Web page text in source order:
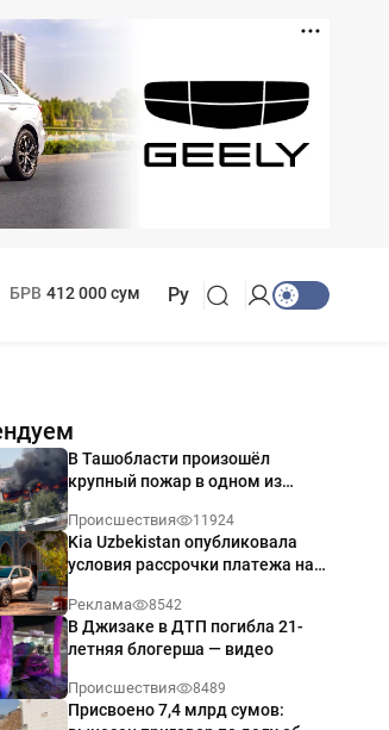
БРВ 412 000 сум Ру
В Ташобласти произошёл
крупный пожар в одном из
Происшествия 11924
Kia Uzbekistan опубликовала
условия рассрочки платежа на
годовых
Реклама 8542
В Джизаке в ДТП погибла 21-
летняя блогерша — видео
Происшествия 8489
Присвоено 7,4 млрд сумов: